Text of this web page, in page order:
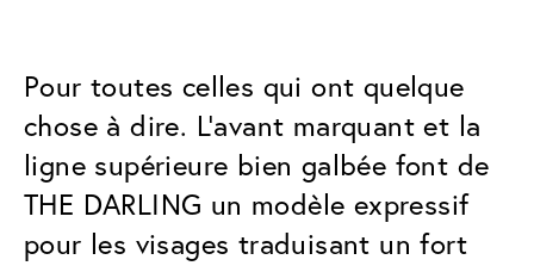
Pour toutes celles qui ont quelque
chose à dire. L’avant marquant et la
ligne supérieure bien galbée font de
THE DARLING un modèle expressif
pour les visages traduisant un fort